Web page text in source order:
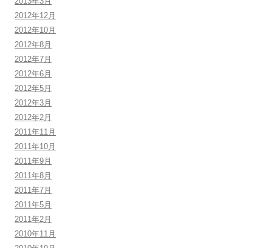
2012年12月
2012年10月
2012年8月
2012年7月
2012年6月
2012年5月
2012年3月
2012年2月
2011年11月
2011年10月
2011年9月
2011年8月
2011年7月
2011年5月
2011年2月
2010年11月